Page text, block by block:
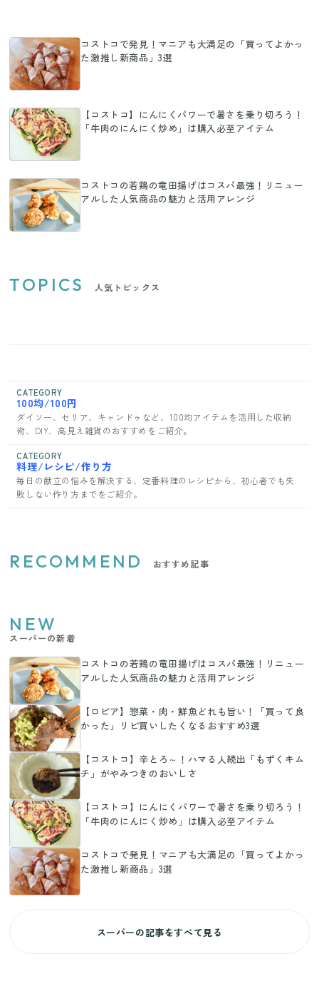
コストコで発見！マニアも大満足の「買ってよかっ
た激推し新商品」3選
【コストコ】にんにくパワーで暑さを乗り切ろう！
「牛肉のにんにく炒め」は購入必至アイテム
コストコの若鶏の竜田揚げはコスパ最強！リニュー
アルした人気商品の魅力と活用アレンジ
TOPICS 人気トピックス
CATEGORY
100均/100円
ダイソー、セリア、キャンドゥなど、100均アイテムを活用した収納
術、DIY、高見え雑貨のおすすめをご紹介。
CATEGORY
料理/レシピ/作り方
毎日の献立の悩みを解決する、定番料理のレシピから、初心者でも失
敗しない作り方までをご紹介。
RECOMMEND おすすめ記事
NEW
スーパーの新着
コストコの若鶏の竜田揚げはコスパ最強！リニュー
アルした人気商品の魅力と活用アレンジ
【ロピア】惣菜・肉・鮮魚どれも旨い！「買って良
かった」リピ買いしたくなるおすすめ3選
【コストコ】辛とろ～！ハマる人続出「もずくキム
チ」がやみつきのおいしさ
【コストコ】にんにくパワーで暑さを乗り切ろう！
「牛肉のにんにく炒め」は購入必至アイテム
コストコで発見！マニアも大満足の「買ってよかっ
た激推し新商品」3選
スーパーの記事をすべて見る